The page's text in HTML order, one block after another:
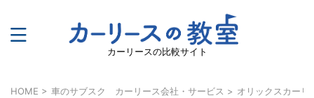
カーリースの比較サイト
HOME > 車のサブスク カーリース会社・サービス > オリックスカーリ